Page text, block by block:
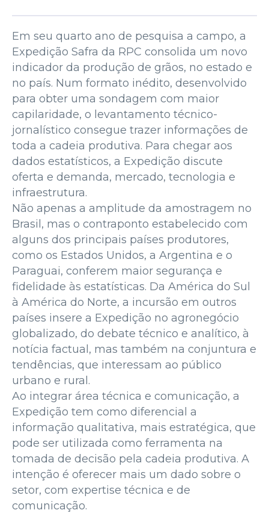
Em seu quarto ano de pesquisa a campo, a
Expedição Safra da RPC consolida um novo
indicador da produção de grãos, no estado e
no país. Num formato inédito, desenvolvido
para obter uma sondagem com maior
capilaridade, o levantamento técnico-
jornalístico consegue trazer informações de
toda a cadeia produtiva. Para chegar aos
dados estatísticos, a Expedição discute
oferta e demanda, mercado, tecnologia e
infraestrutura.
Não apenas a amplitude da amostragem no
Brasil, mas o contraponto estabelecido com
alguns dos principais países produtores,
como os Estados Unidos, a Argentina e o
Paraguai, conferem maior segurança e
fidelidade às estatísticas. Da América do Sul
à América do Norte, a incursão em outros
países insere a Expedição no agronegócio
globalizado, do debate técnico e analítico, à
notícia factual, mas também na conjuntura e
tendências, que interessam ao público
urbano e rural.
Ao integrar área técnica e comunicação, a
Expedição tem como diferencial a
informação qualitativa, mais estratégica, que
pode ser utilizada como ferramenta na
tomada de decisão pela cadeia produtiva. A
intenção é oferecer mais um dado sobre o
setor, com expertise técnica e de
comunicação.